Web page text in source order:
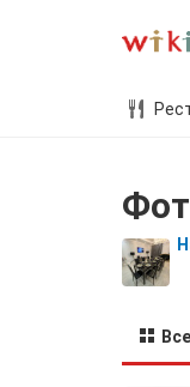
Все